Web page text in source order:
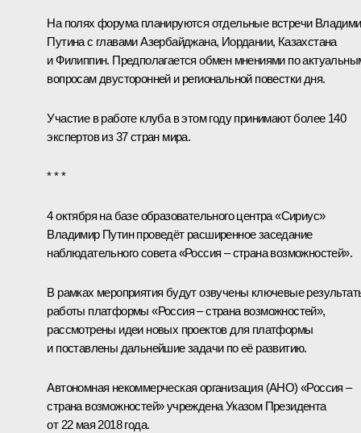
На полях форума планируются отдельные встречи
Путина с главами Азербайджана, Иордании, Казахстана
и Филиппин. Предполагается обмен мнениями по
вопросам двусторонней и региональной повестки дня.
Участие в работе клуба в этом году принимают более 140
экспертов из 37 стран мира.
* * *
4 октября на базе образовательного центра «Сириус»
Владимир Путин проведёт расширенное заседание
наблюдательного совета «Россия – страна возможностей».
В рамках мероприятия будут озвучены ключевые
работы платформы «Россия – страна возможностей»,
рассмотрены идеи новых проектов для платформы
и поставлены дальнейшие задачи по её развитию.
Автономная некоммерческая организация (АНО) «Россия –
страна возможностей» учреждена Указом Президента
от 22 мая 2018 года.